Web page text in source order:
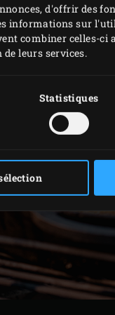
d'offrir des
informations sur
combiner celles-
leurs services.
Statistiques